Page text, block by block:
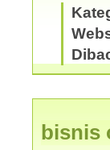
bisnis